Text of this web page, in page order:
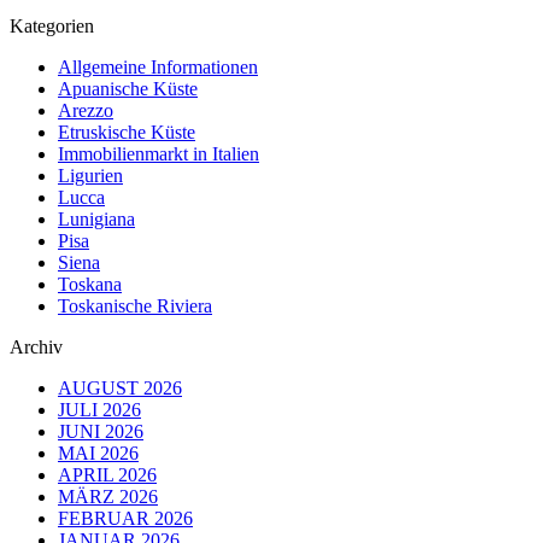
Kategorien
Allgemeine Informationen
Apuanische Küste
Arezzo
Etruskische Küste
Immobilienmarkt in Italien
Ligurien
Lucca
Lunigiana
Pisa
Siena
Toskana
Toskanische Riviera
Archiv
AUGUST 2026
JULI 2026
JUNI 2026
MAI 2026
APRIL 2026
MÄRZ 2026
FEBRUAR 2026